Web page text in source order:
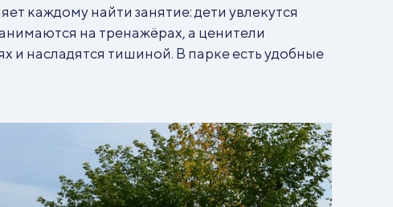
каждому найти занятие: дети увлекутся
на тренажёрах, а ценители
и насладятся тишиной. В парке есть удобные